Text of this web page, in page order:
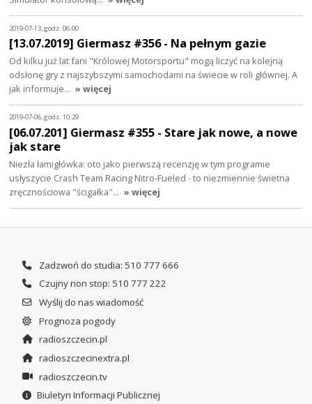
2019-07-13, godz. 06:00
[13.07.2019] Giermasz #356 - Na pełnym gazie
Od kilku już lat fani "Królowej Motorsportu" mogą liczyć na kolejną
odsłonę gry z najszybszymi samochodami na świecie w roli głównej. A
jak informuje… » więcej
2019-07-06, godz. 10:29
[06.07.201] Giermasz #355 - Stare jak nowe, a nowe
jak stare
Niezła łamigłówka: oto jako pierwszą recenzję w tym programie
usłyszycie Crash Team Racing Nitro-Fueled - to niezmiennie świetna
zręcznościowa "ścigałka"… » więcej
Zadzwoń do studia: 510 777 666
Czujny non stop: 510 777 222
Wyślij do nas wiadomość
Prognoza pogody
radioszczecin.pl
radioszczecinextra.pl
radioszczecin.tv
Biuletyn Informacji Publicznej